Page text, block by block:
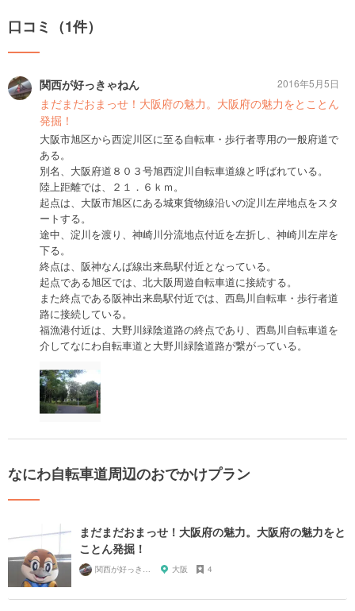
口コミ（1件）
関西が好っきゃねん
まだまだおまっせ！大阪府の魅力。大阪府の魅力をとことん
発掘！
大阪市旭区から西淀川区に至る自転車・歩行者専用の一般府道で
ある。
別名、大阪府道８０３号旭西淀川自転車道線と呼ばれている。
陸上距離では、２１．６ｋｍ。
起点は、大阪市旭区にある城東貨物線沿いの淀川左岸地点をスタ
ートする。
途中、淀川を渡り、神崎川分流地点付近を左折し、神崎川左岸を
下る。
終点は、阪神なんば線出来島駅付近となっている。
起点である旭区では、北大阪周遊自転車道に接続する。
また終点である阪神出来島駅付近では、西島川自転車・歩行者道
路に接続している。
福漁港付近は、大野川緑陰道路の終点であり、西島川自転車道を
介してなにわ自転車道と大野川緑陰道路が繋がっている。
2016年5月5日
なにわ自転車道周辺のおでかけプラン
まだまだおまっせ！大阪府の魅力。大阪府の魅力をと
ことん発掘！
関西が好っきゃねん 大阪 4